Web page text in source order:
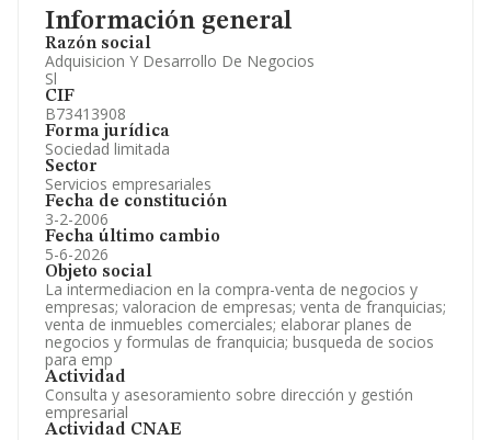
Información general
Razón social
Adquisicion Y Desarrollo De Negocios
Sl
CIF
B73413908
Forma jurídica
Sociedad limitada
Sector
Servicios empresariales
Fecha de constitución
3-2-2006
Fecha último cambio
5-6-2026
Objeto social
La intermediacion en la compra-venta de negocios y
empresas; valoracion de empresas; venta de franquicias;
venta de inmuebles comerciales; elaborar planes de
negocios y formulas de franquicia; busqueda de socios
para emp
Actividad
Consulta y asesoramiento sobre dirección y gestión
empresarial
Actividad CNAE
Información oficial y registral complementaria.